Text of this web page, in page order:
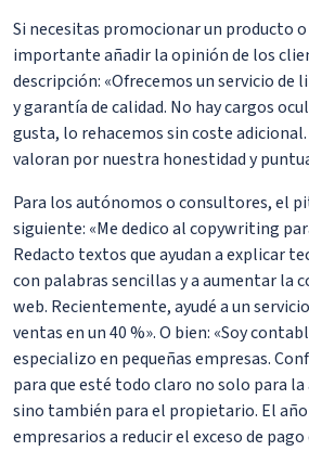
Si necesitas promocionar un producto o
importante añadir la opinión de los
descripción: «Ofrecemos un servicio de
y garantía de calidad. No hay cargos
gusta, lo rehacemos sin coste
valoran por nuestra honestidad y
Para los autónomos o consultores, el
siguiente: «Me dedico al copywriting
Redacto textos que ayudan a explicar
con palabras sencillas y a aumentar la
web. Recientemente, ayudé a un
ventas en un 40 %». O bien: «Soy
especializo en pequeñas empresas.
para que esté todo claro no solo para
sino también para el propietario. El año
empresarios a reducir el exceso de